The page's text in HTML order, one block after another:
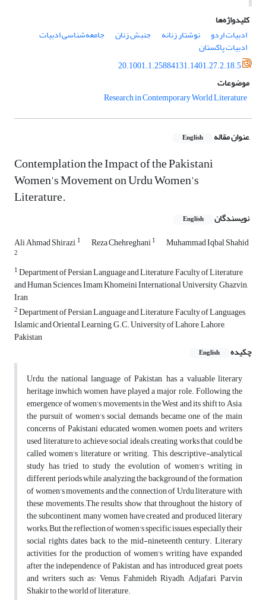
کلیدواژه‌ها
ادبیات اردو
نوشتار زنانه جنبش زنان جامعه‌شناسی ادبیات
ادبیات پاکستان
20.1001.1.25884131.1401.27.2.18.5
موضوعات
Research in Contemporary World Literature
عنوان مقاله English
Contemplation the Impact of the Pakistani
Women's Movement on Urdu Women's
Literature.
نویسندگان English
Ali Ahmad Shirazi,1 Reza Chehreghani1 Muhammad Iqbal Shahid
2
1Department of Persian Language and Literature, Faculty of Literature
and Human Sciences, Imam Khomeini International University, Ghazvin,
Iran
2Department of Persian Language and Literature, Faculty of Languages,
Islamic and Oriental Learning, G.C. University of Lahore, Lahore,
Pakistan
چکیده
English
Urdu, the national language of Pakistan, has a valuable literary
heritage inwhich women have played a major role. Following the
emergence of women's movements in the West and its shift to Asia,
the pursuit of women's social demands became one of the main
concerns of Pakistani educated women.women poets and writers
used literature to achieve social ideals, creating works that could be
called women's literature or writing. This descriptive-analytical
study has tried to study the evolution of women's writing in
different periods while analyzing the background of the formation
of women's movements and the connection of Urdu literature with
these movements.The results show that throughout the history of
the subcontinent, many women have created and produced literary
works; But the reflection of women's specific issues, especially their
social rights, dates back to the mid-nineteenth century. Literary
activities for the production of women's writing have expanded
after the independence of Pakistan, and has introduced great poets
and writers such as: Venus, Fahmideh Riyadh, Adjafari, Parvin
Shakir to the world of literature.